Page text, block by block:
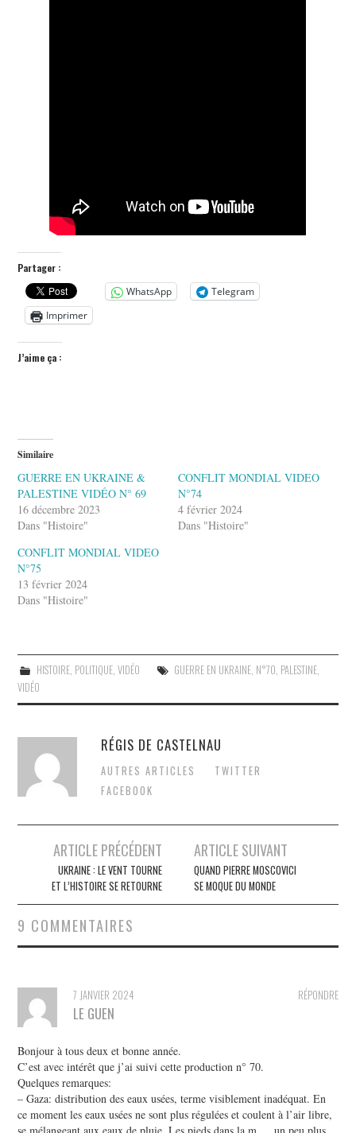
Partager :
WhatsApp
Telegram
Imprimer
J’aime ça :
Similaire
GUERRE EN UKRAINE &
PALESTINE VIDÉO N° 69
16 décembre 2023
Dans "Histoire"
CONFLIT MONDIAL VIDEO
N°74
4 février 2024
Dans "Histoire"
CONFLIT MONDIAL VIDEO
N°75
13 février 2024
Dans "Histoire"
HISTOIRE, POLITIQUE, VIDÉO GUERRE EN UKRAINE, N°70, PALESTINE,
VIDÉO
RÉGIS DE CASTELNAU
AUTRES ARTICLES
TWITTER
FACEBOOK
navigation
ARTICLE PRÉCÉDENT
UKRAINE : LE VENT TOURNE
ET L’HISTOIRE SE RETOURNE
ARTICLE SUIVANT
QUAND PIERRE MOSCOVICI
SE MOQUE DU MONDE
9 COMMENTAIRES
RÉPONDRE
7 JANVIER 2024
LE GUEN
Bonjour à tous deux et bonne année.
C’est avec intérêt que j’ai suivi cette production n° 70.
Quelques remarques:
– Gaza: distribution des eaux usées, terme visiblement inadéquat. En
ce moment les eaux usées ne sont plus régulées et coulent à l’air libre,